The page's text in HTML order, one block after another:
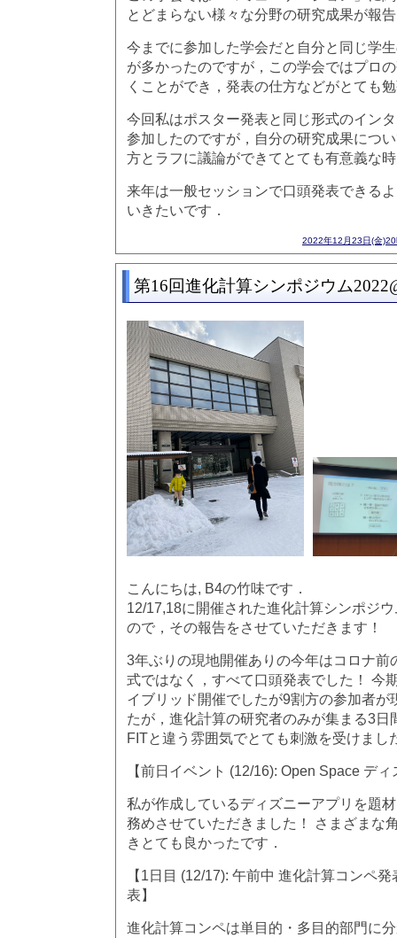
とどまらない様々な分野の研究成果が報
今までに参加した学会だと自分と同じ学
が多かったのですが，この学会ではプロ
くことができ，発表の仕方などがとても
今回私はポスター発表と同じ形式のイン
参加したのですが，自分の研究成果につ
方とラフに議論ができてとても有意義な
来年は一般セッションで口頭発表できる
いきたいです．
2022年12月23日(金
第16回進化計算シンポジウム
こんにちは, B4の竹味です．
12/17,18に開催された進化計算シンポジ
ので，その報告をさせていただきます！
3年ぶりの現地開催ありの今年はコロナ前
式ではなく，すべて口頭発表でした！ 今
イブリッド開催でしたが9割方の参加者が
たが，進化計算の研究者のみが集まる3日
FITと違う雰囲気でとても刺激を受けまし
【前日イベント (12/16): Open Space デ
私が作成しているディズニーアプリを題
務めさせていただきました！ さまざまな
きとても良かったです．
【1日目 (12/17): 午前中 進化計算コンペ
表】
進化計算コンペは単目的・多目的部門に